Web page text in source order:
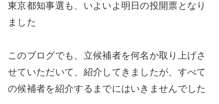
東京都知事選も、いよいよ明日の投開票となり
ました
このブログでも、立候補者を何名か取り上げさ
せていただいて、紹介してきましたが、すべて
の候補者を紹介するまでにはいきませんでした